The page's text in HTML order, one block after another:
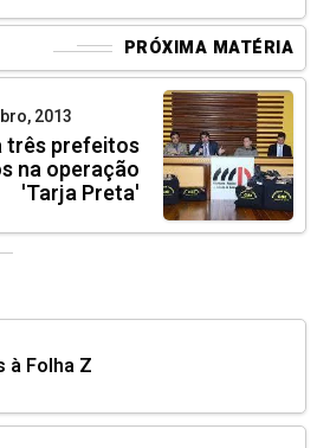
PRÓXIMA MATÉRIA
2013
três prefeitos
na operação
'Tarja Preta'
à Folha Z